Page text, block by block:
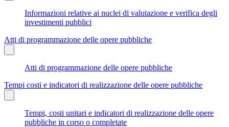
Informazioni relative ai nuclei di valutazione e verifica degli
investimenti pubblici
Atti di programmazione delle opere pubbliche
Atti di programmazione delle opere pubbliche
Tempi costi e indicatori di realizzazione delle opere pubbliche
Tempi, costi unitari e indicatori di realizzazione delle opere
pubbliche in corso o completate